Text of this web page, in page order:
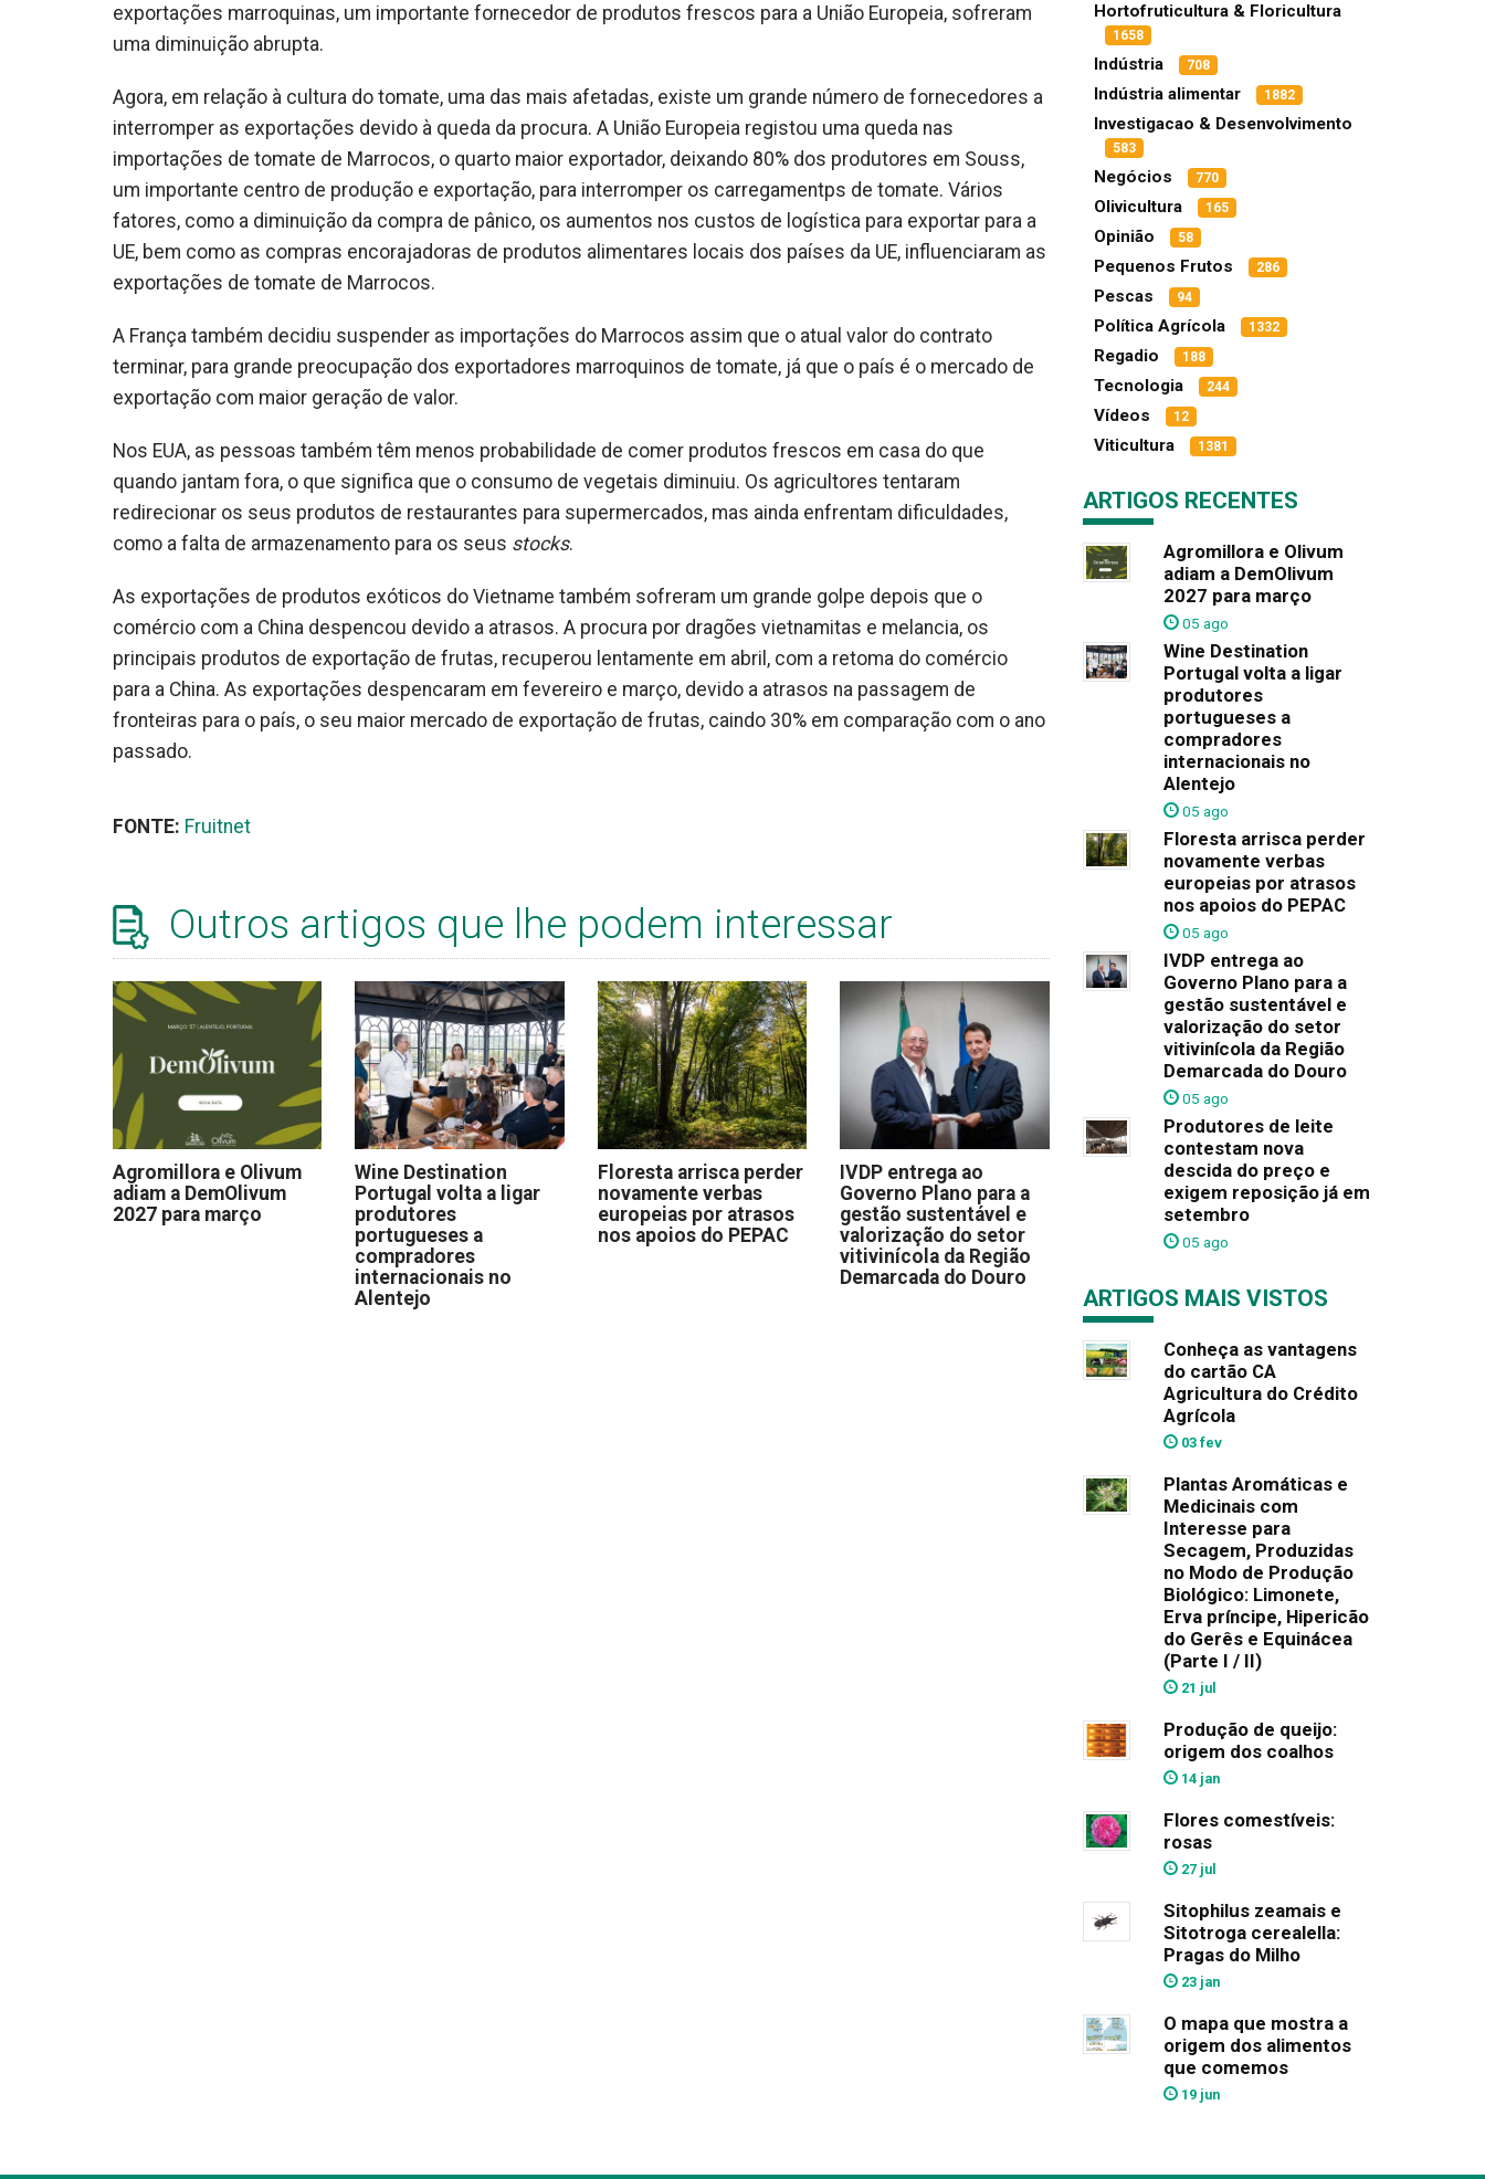
exportações marroquinas, um importante fornecedor de produtos frescos para a União Europeia, sofreram
uma diminuição abrupta.
Agora, em relação à cultura do tomate, uma das mais afetadas, existe um grande número de fornecedores a
interromper as exportações devido à queda da procura. A União Europeia registou uma queda nas
importações de tomate de Marrocos, o quarto maior exportador, deixando 80% dos produtores em Souss,
um importante centro de produção e exportação, para interromper os carregamentps de tomate. Vários
fatores, como a diminuição da compra de pânico, os aumentos nos custos de logística para exportar para a
UE, bem como as compras encorajadoras de produtos alimentares locais dos países da UE, influenciaram as
exportações de tomate de Marrocos.
A França também decidiu suspender as importações do Marrocos assim que o atual valor do contrato
terminar, para grande preocupação dos exportadores marroquinos de tomate, já que o país é o mercado de
exportação com maior geração de valor.
Nos EUA, as pessoas também têm menos probabilidade de comer produtos frescos em casa do que
quando jantam fora, o que significa que o consumo de vegetais diminuiu. Os agricultores tentaram
redirecionar os seus produtos de restaurantes para supermercados, mas ainda enfrentam dificuldades,
como a falta de armazenamento para os seus stocks.
As exportações de produtos exóticos do Vietname também sofreram um grande golpe depois que o
comércio com a China despencou devido a atrasos. A procura por dragões vietnamitas e melancia, os
principais produtos de exportação de frutas, recuperou lentamente em abril, com a retoma do comércio
para a China. As exportações despencaram em fevereiro e março, devido a atrasos na passagem de
fronteiras para o país, o seu maior mercado de exportação de frutas, caindo 30% em comparação com o ano
passado.
FONTE: Fruitnet
Outros artigos que lhe podem interessar
Agromillora e Olivum
adiam a DemOlivum
2027 para março
Wine Destination
Portugal volta a ligar
produtores
portugueses a
compradores
internacionais no
Alentejo
Floresta arrisca perder
novamente verbas
europeias por atrasos
nos apoios do PEPAC
IVDP entrega ao
Governo Plano para a
gestão sustentável e
valorização do setor
vitivinícola da Região
Demarcada do Douro
Hortofruticultura & Floricultura
1658
Indústria 708
Indústria alimentar 1882
Investigacao & Desenvolvimento
583
Negócios 770
Olivicultura 165
Opinião 58
Pequenos Frutos 286
Pescas 94
Política Agrícola 1332
Regadio 188
Tecnologia 244
Vídeos 12
Viticultura 1381
ARTIGOS RECENTES
Agromillora e Olivum
adiam a DemOlivum
2027 para março
05 ago
Wine Destination
Portugal volta a ligar
produtores
portugueses a
compradores
internacionais no
Alentejo
05 ago
Floresta arrisca perder
novamente verbas
europeias por atrasos
nos apoios do PEPAC
05 ago
IVDP entrega ao
Governo Plano para a
gestão sustentável e
valorização do setor
vitivinícola da Região
Demarcada do Douro
05 ago
Produtores de leite
contestam nova
descida do preço e
exigem reposição já em
setembro
05 ago
ARTIGOS MAIS VISTOS
Conheça as vantagens
do cartão CA
Agricultura do Crédito
Agrícola
03 fev
Plantas Aromáticas e
Medicinais com
Interesse para
Secagem, Produzidas
no Modo de Produção
Biológico: Limonete,
Erva príncipe, Hipericão
do Gerês e Equinácea
(Parte I / II)
21 jul
Produção de queijo:
origem dos coalhos
14 jan
Flores comestíveis:
rosas
27 jul
Sitophilus zeamais e
Sitotroga cerealella:
Pragas do Milho
23 jan
O mapa que mostra a
origem dos alimentos
que comemos
19 jun